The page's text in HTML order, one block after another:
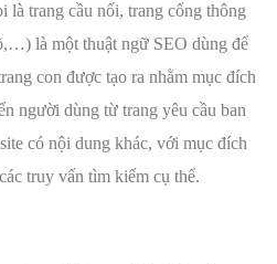
là trang cầu nối, trang cổng thông
là một thuật ngữ SEO dùng để
con được tạo ra nhằm mục đích
người dùng từ trang yêu cầu ban
có nội dung khác, với mục đích
truy vấn tìm kiếm cụ thể.